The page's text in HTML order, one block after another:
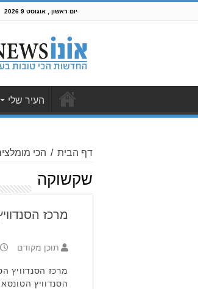
יום ראשון , אוגוסט 9 2026
העיר שלי
דף הבית / הכי
שקשוקה
מרכז
תוכן מקודם
הסנדוויץ